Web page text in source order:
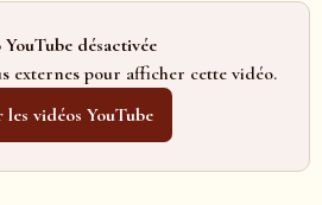
désactivée
externes pour afficher cette vidéo.
les vidéos YouTube